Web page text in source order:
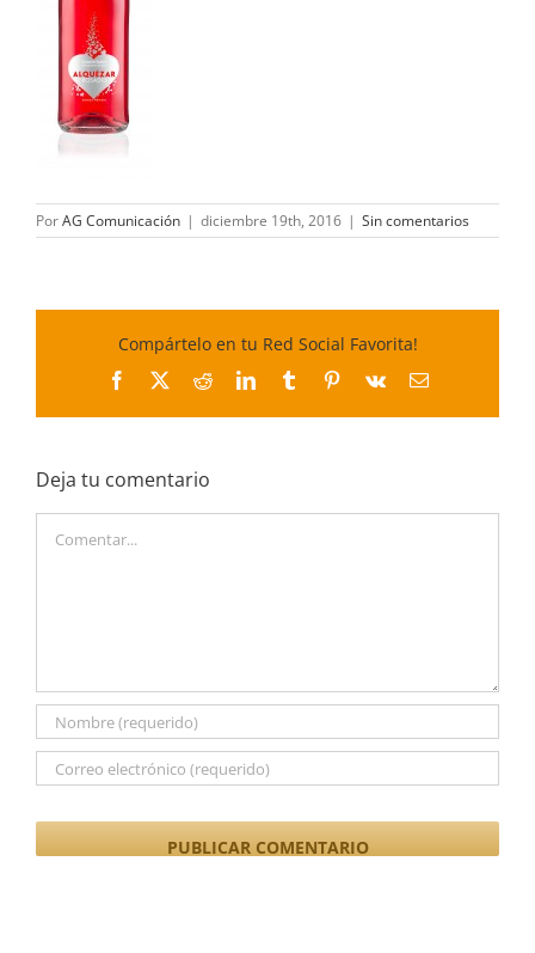
PorAG Comunicación | diciembre 19th, 2016 | Sin comentarios
Compártelo en tu Red Social Favorita!
Facebook
X RedditLinkedInTumblrPinterest
Vk
Correo
Deja tu comentario